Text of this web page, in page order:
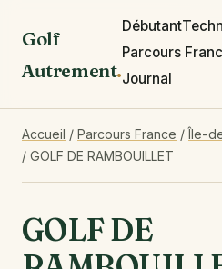
Golf
Autrement.
Débutant
Parcours
Journal
Accueil / Parcours France /Île-
/ GOLF DE RAMBOUILLET
GOLF DE